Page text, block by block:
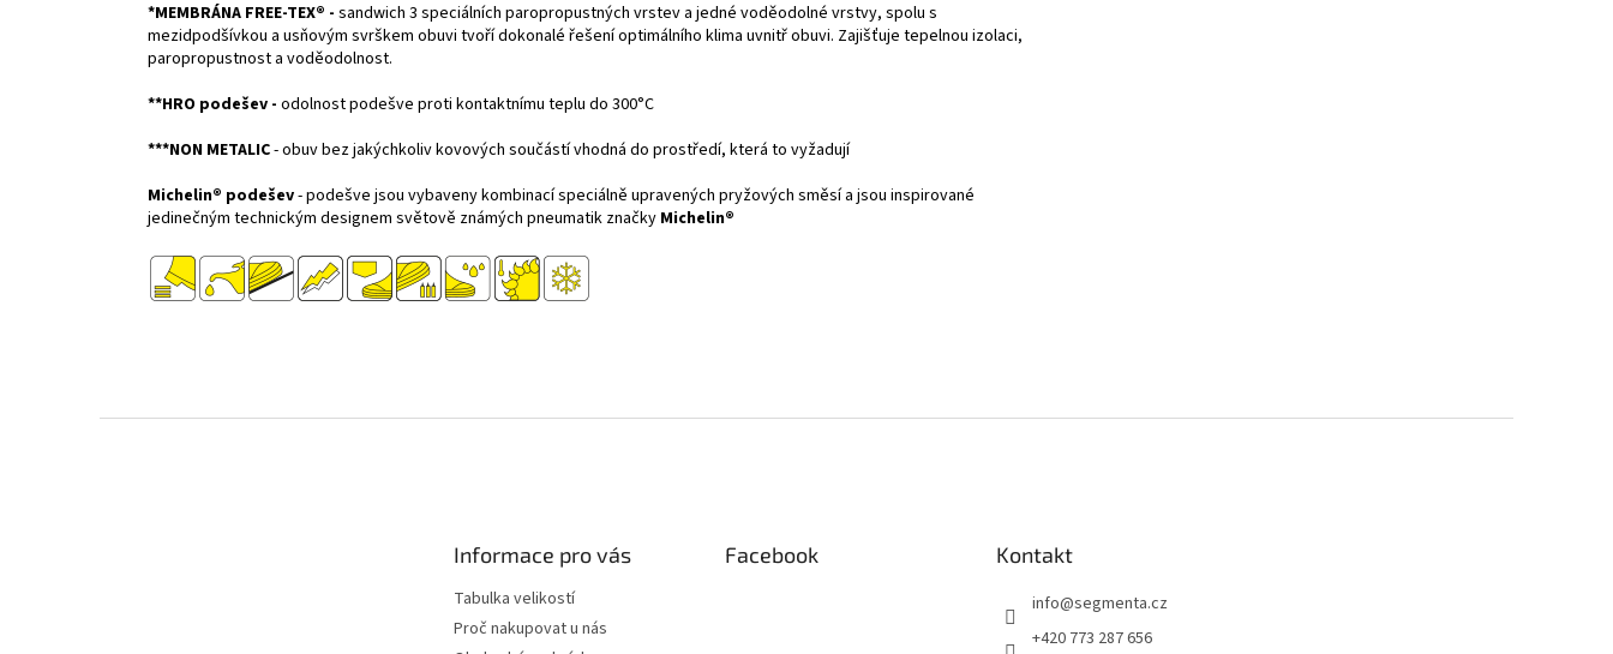
*MEMBRÁNA FREE-TEX® - sandwich 3 speciálních paropropustných vrstev a jedné voděodolné vrstvy, spolu s
mezidpodšívkou a usňovým svrškem obuvi tvoří dokonalé řešení optimálního klima uvnitř obuvi. Zajišťuje tepelnou izolaci,
paropropustnost a voděodolnost.
**HRO podešev - odolnost podešve proti kontaktnímu teplu do 300°C
***NON METALIC- obuv bez jakýchkoliv kovových součástí vhodná do prostředí, která to vyžadují
Michelin® podešev- podešve jsou vybaveny kombinací speciálně upravených pryžových směsí a jsou inspirované
jedinečným technickým designem světově známých pneumatik značky Michelin®
Informace pro vás
Tabulka velikostí
Proč nakupovat u nás
Facebook Kontakt
info@segmenta.cz
+420 773 287 656